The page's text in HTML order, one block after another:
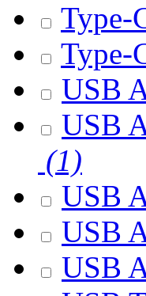
Type-
Type-
USB
USB
(1)
USB
USB
USB